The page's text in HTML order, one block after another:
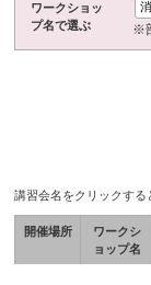
ワークショッ
プ名で選ぶ
※
講習会名をクリックする
開催場所
ワークシ
ョップ名